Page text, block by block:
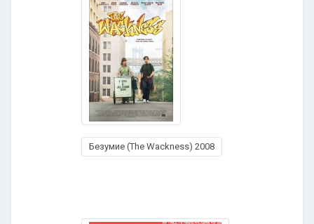
Безумие (The Wackness) 2008